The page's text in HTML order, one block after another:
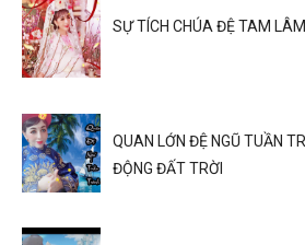
SỰ TÍCH CHÚA ĐỆ TAM
QUAN LỚN ĐỆ NGŨ TUẦN
ĐỘNG ĐẤT TRỜI